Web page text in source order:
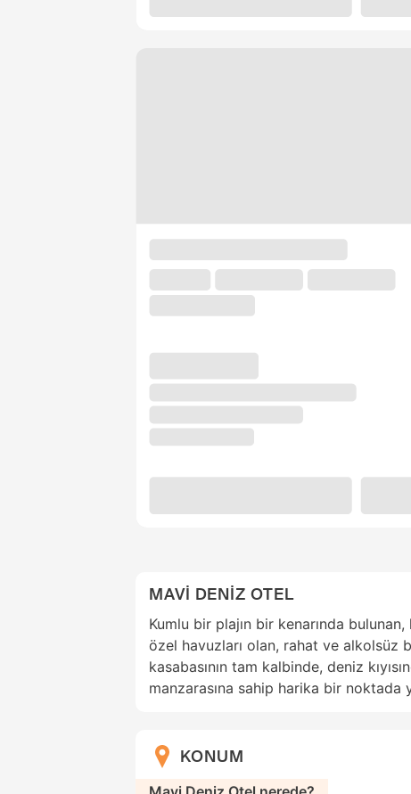
MAVİ DENİZ OTEL
Kumlu bir plajın bir kenarında
özel havuzları olan, rahat ve alkolsüz
kasabasının tam kalbinde, deniz
manzarasına sahip harika bir noktada
KONUM